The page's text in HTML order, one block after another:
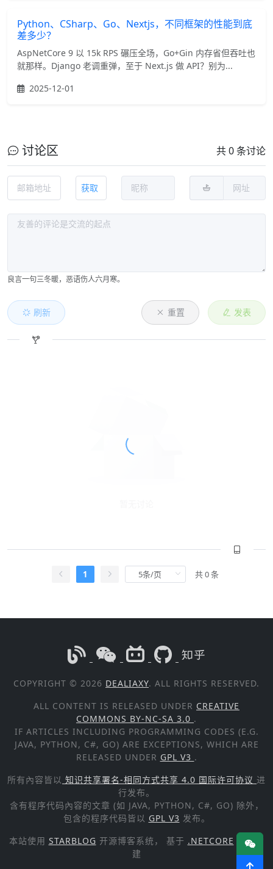
Python、CSharp、Go、Nextjs，不同框架的性能到底
差多少？
AspNetCore 9 以 15k RPS 碾压全场，Go+Gin 内存省但吞吐也
就那样。Django 老调重弹，至于 Next.js 做 API？别为...
2025-12-01
讨论区 共 0 条讨论
获取
良言一句三冬暖，恶语伤人六月寒。
刷新 重置 发表
1 共 0 条
COPYRIGHT © 2026 DEALIAXY. ALL RIGHTS RESERVED.
ALL CONTENT IS RELEASED UNDER CREATIVE
COMMONS BY-NC-SA 3.0 .
IF ARTICLES INCLUDING PROGRAMMING CODES (E.G.
JAVA, PYTHON, C#, GO) ARE EXCEPTIONS, WHICH ARE
RELEASED UNDER GPL V3 .
所有內容皆以 知识共享署名-相同方式共享 4.0 国际许可协议 进
行发布。
含有程序代码內容的文章 (如 JAVA, PYTHON, C#, GO) 除外，
包含的程序代码皆以 GPL V3 发布。
本站使用 STARBLOG 开源博客系统， 基于 .NETCORE 技术构
建